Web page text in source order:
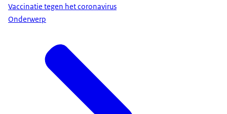
Vaccinatie tegen het coronavirus
Onderwerp